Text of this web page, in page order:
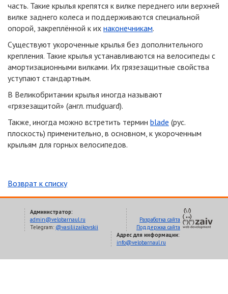
часть. Такие крылья крепятся к вилке переднего или верхней
вилке заднего колеса и поддерживаются специальной
опорой, закреплённой к их наконечникам.
Существуют укороченные крылья без дополнительного
крепления. Такие крылья устанавливаются на велосипеды с
амортизационными вилками. Их грязезащитные свойства
уступают стандартным.
В Великобритании крылья иногда называют
«грязезащитой» (англ. mudguard).
Также, иногда можно встретить термин blade (рус.
плоскость) применительно, в основном, к укороченным
крыльям для горных велосипедов.
Возврат к списку
Разработка сайта
Поддержка сайта
Администратор:
admin@velobarnaul.ru
Telegram: @vasiliizaikovskii
Адрес для информации:
info@velobarnaul.ru